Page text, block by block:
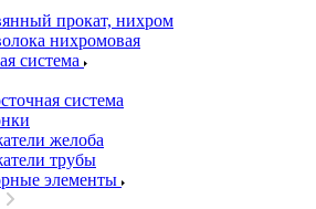
прокат, нихром
нихромовая
система
система
желоба
трубы
элементы